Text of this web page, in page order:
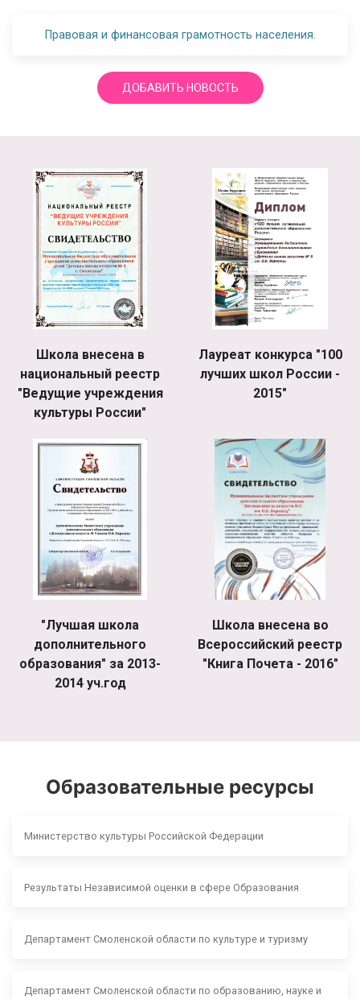
Правовая и финансовая грамотность населения.
ДОБАВИТЬ НОВОСТЬ
Школа внесена в
национальный реестр
"Ведущие учреждения
культуры России"
Лауреат конкурса "100
лучших школ России -
2015"
"Лучшая школа
дополнительного
образования" за 2013-
2014 уч.год
Школа внесена во
Всероссийский реестр
"Книга Почета - 2016"
Образовательные ресурсы
Министерство культуры Российской Федерации
Результаты Независимой оценки в сфере Образования
Департамент Смоленской области по культуре и туризму
Департамент Смоленской области по образованию, науке и